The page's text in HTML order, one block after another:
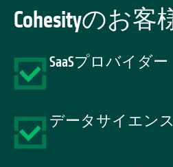
Cohesityのお客
SaaSプロバイダー
データサイエン